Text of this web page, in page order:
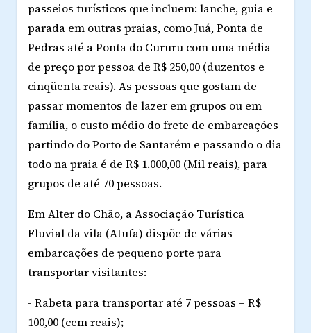
passeios turísticos que incluem: lanche, guia e
parada em outras praias, como Juá, Ponta de
Pedras até a Ponta do Cururu com uma média
de preço por pessoa de R$ 250,00 (duzentos e
cinqüenta reais). As pessoas que gostam de
passar momentos de lazer em grupos ou em
família, o custo médio do frete de embarcações
partindo do Porto de Santarém e passando o dia
todo na praia é de R$ 1.000,00 (Mil reais), para
grupos de até 70 pessoas.
Em Alter do Chão, a Associação Turística
Fluvial da vila (Atufa) dispõe de várias
embarcações de pequeno porte para
transportar visitantes:
- Rabeta para transportar até 7 pessoas – R$
100,00 (cem reais);